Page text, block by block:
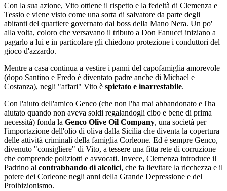
Con la sua azione, Vito ottiene il rispetto e la fedeltà di Clemenza e
Tessio e viene visto come una sorta di salvatore da parte degli
abitanti del quartiere governato dal boss della Mano Nera. Un po'
alla volta, coloro che versavano il tributo a Don Fanucci iniziano a
pagarlo a lui e in particolare gli chiedono protezione i conduttori del
gioco d'azzardo.
Mentre a casa continua a vestire i panni del capofamiglia amorevole
(dopo Santino e Fredo è diventato padre anche di Michael e
Costanza), negli "affari" Vito è spietato e inarrestabile.
Con l'aiuto dell'amico Genco (che non l'ha mai abbandonato e l'ha
aiutato quando non aveva soldi regalandogli cibo e bene di prima
necessità) fonda la Genco Olive Oil Company, una società per
l'importazione dell'olio di oliva dalla Sicilia che diventa la copertura
delle attività criminali della famiglia Corleone. Ed è sempre Genco,
divenuto "consigliere" di Vito, a tessere una fitta rete di corruzione
che comprende poliziotti e avvocati. Invece, Clemenza introduce il
Padrino al contrabbando di alcolici, che fa lievitare la ricchezza e il
potere dei Corleone negli anni della Grande Depressione e del
Proibizionismo.